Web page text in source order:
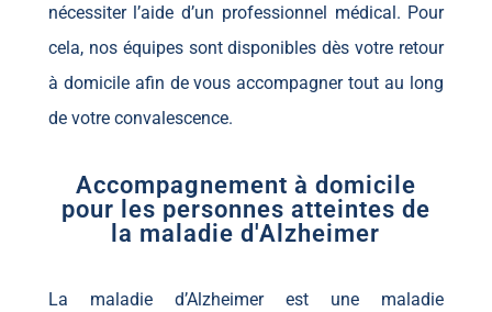
nécessiter l’aide d’un professionnel médical. Pour
cela, nos équipes sont disponibles dès votre retour
à domicile afin de vous accompagner tout au long
de votre convalescence.
Accompagnement à domicile
pour les personnes atteintes de
la maladie d'Alzheimer
La maladie d’Alzheimer est une maladie